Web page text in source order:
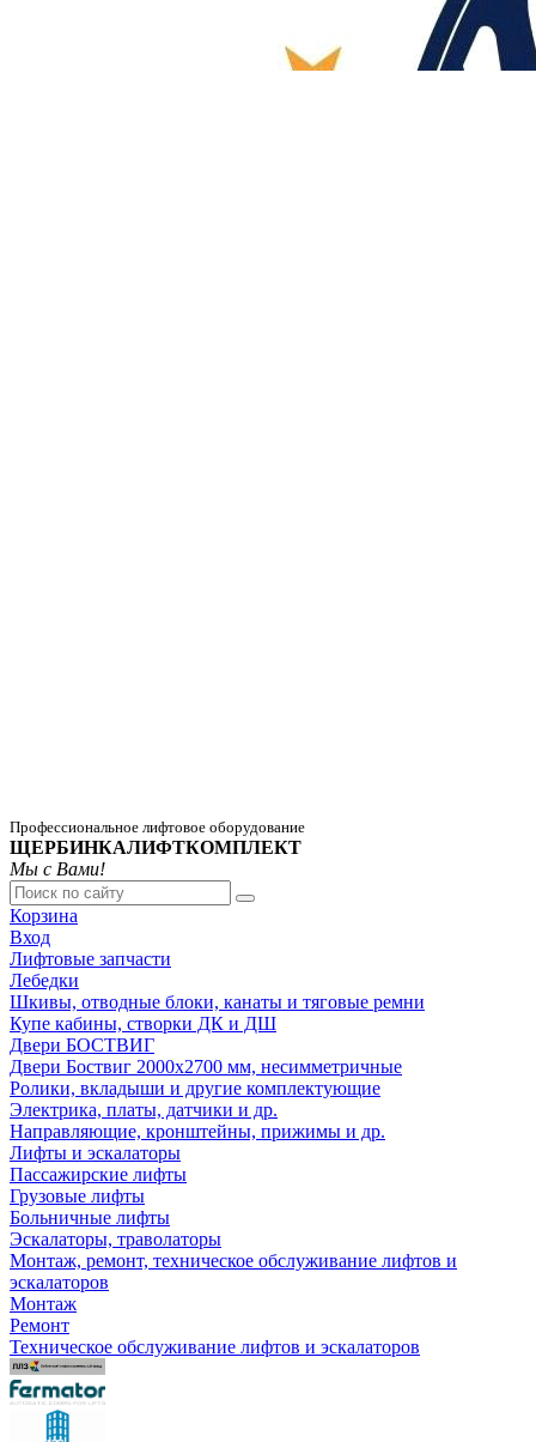
Профессиональное лифтовое оборудование
ЩЕРБИНКАЛИФТКОМПЛЕКТ
Мы с Вами!
Корзина
Вход
Лифтовые запчасти
Лебедки
Шкивы, отводные блоки, канаты и тяговые ремни
Купе кабины, створки ДК и ДШ
Двери БОСТВИГ
Двери Боствиг 2000х2700 мм, несимметричные
Ролики, вкладыши и другие комплектующие
Электрика, платы, датчики и др.
Направляющие, кронштейны, прижимы и др.
Лифты и эскалаторы
Пассажирские лифты
Грузовые лифты
Больничные лифты
Эскалаторы, траволаторы
Монтаж, ремонт, техническое обслуживание лифтов и
эскалаторов
Монтаж
Ремонт
Техническое обслуживание лифтов и эскалаторов